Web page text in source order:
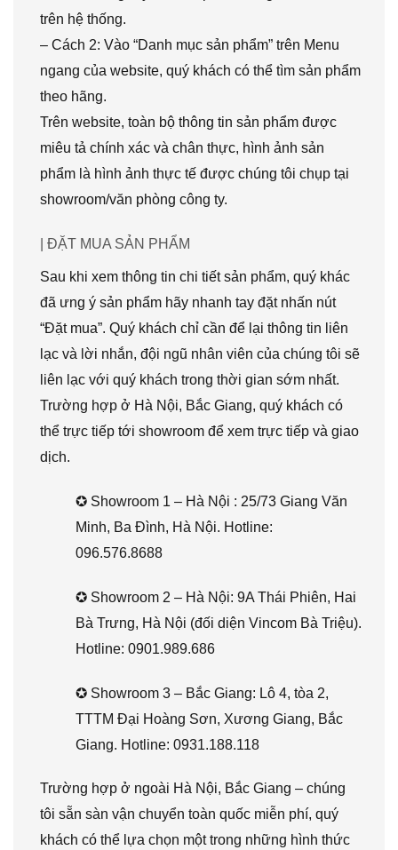
trên hệ thống.
– Cách 2: Vào “Danh mục sản phẩm” trên Menu
ngang của website, quý khách có thể tìm sản phẩm
theo hãng.
Trên website, toàn bộ thông tin sản phẩm được
miêu tả chính xác và chân thực, hình ảnh sản
phẩm là hình ảnh thực tế được chúng tôi chụp tại
showroom/văn phòng công ty.
| ĐẶT MUA SẢN PHẨM
Sau khi xem thông tin chi tiết sản phẩm, quý khác
đã ưng ý sản phẩm hãy nhanh tay đặt nhấn nút
“Đặt mua”. Quý khách chỉ cần để lại thông tin liên
lạc và lời nhắn, đội ngũ nhân viên của chúng tôi sẽ
liên lạc với quý khách trong thời gian sớm nhất.
Trường hợp ở Hà Nội, Bắc Giang, quý khách có
thể trực tiếp tới showroom để xem trực tiếp và giao
dịch.
✪ Showroom 1 – Hà Nội : 25/73 Giang Văn
Minh, Ba Đình, Hà Nội. Hotline:
096.576.8688
✪ Showroom 2 – Hà Nội: 9A Thái Phiên, Hai
Bà Trưng, Hà Nội (đối diện Vincom Bà Triệu).
Hotline: 0901.989.686
✪ Showroom 3 – Bắc Giang: Lô 4, tòa 2,
TTTM Đại Hoàng Sơn, Xương Giang, Bắc
Giang. Hotline: 0931.188.118
Trường hợp ở ngoài Hà Nội, Bắc Giang – chúng
tôi sẵn sàn vận chuyển toàn quốc miễn phí, quý
khách có thể lựa chọn một trong những hình thức